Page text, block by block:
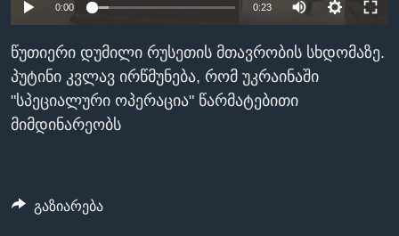
ᲡᲢᲣᲓᲘᲐ ᲕᲐᲨᲘᲜᲒᲢᲝᲜᲘ
ᲔᲙᲝᲜᲝᲛᲘᲙᲐ
ᲯᲐᲜᲛᲠᲗᲔᲚᲝᲑᲐ
ᲛᲔᲪᲜᲘᲔᲠᲔᲑᲐ
ᲘᲜᲢᲔᲠᲕᲘᲣ
ᲓᲔᲖᲘᲜᲤᲝᲠᲛᲐᲪᲘᲐ
ᲗᲕᲐᲚᲘ ᲒᲕᲐᲓᲔᲕᲜᲔᲗ
0:00 0:23
წუთიერი დუმილი რუსეთის მთავრობის სხდომაზე.
პუტინი კვლავ ირწმუნება, რომ უკრაინაში
"სპეციალური ოპერაცია" წარმატებითი
მიმდინარეობს
გაზიარება